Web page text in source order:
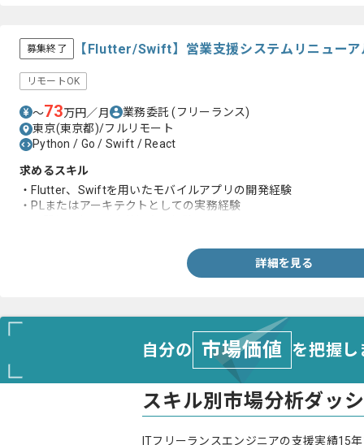
募集終了 【Flutter/Swift】営業支援システムリニュー
リモートOK
〜73万円／月 業務委託(フリーランス)
東京(東京都)/フルリモート
Python / Go / Swift / React
求めるスキル
・Flutter、Swiftを用いたモバイルアプリの開発経験
・PLまたはアーキテクトとしての実務経験
詳細を見る
自分の 市場価値 を把握
スキル別市場分析ダッ
ITフリーランスエンジニアの支援実績15